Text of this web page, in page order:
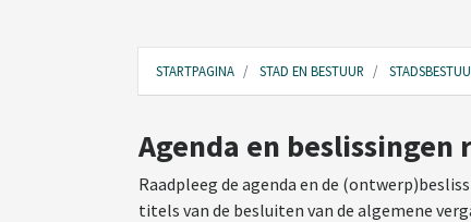
STARTPAGINA STAD EN BESTUUR
Agenda en beslissingen
Raadpleeg de agenda en de
titels van de besluiten van de algemene